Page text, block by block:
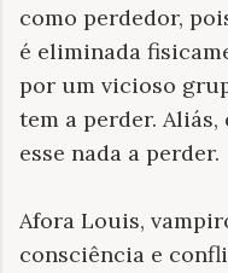
como perdedor,
é eliminada
por um vicioso
tem a perder.
esse nada a perder.
Afora Louis,
consciência e